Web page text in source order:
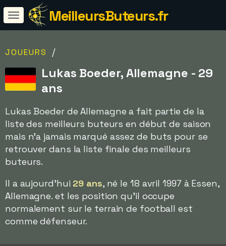
MeilleursButeurs.fr
JOUEURS /
Lukas Boeder, Allemagne - 29
ans
Lukas Boeder de Allemagne a fait partie de la
liste des meilleurs buteurs en début de saison
mais n'a jamais marqué assez de buts pour se
retrouver dans la liste finale des meilleurs
buteurs.
Il a aujourd'hui 29 ans, né le 18 avril 1997 à Essen,
Allemagne. et les position qu'il occupe
normalement sur le terrain de football est
comme défenseur.